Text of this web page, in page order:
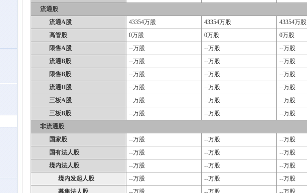
流通股
流通A股
43354万股 43354万股 43354万股
高管股
0万股 0万股 0万股
限售A股
--万股 --万股 --万股
流通B股
--万股 --万股 --万股
限售B股
--万股 --万股 --万股
流通H股
--万股 --万股 --万股
三板A股
--万股 --万股 --万股
三板B股
--万股 --万股 --万股
非流通股
国家股
--万股 --万股 --万股
国有法人股
--万股 --万股 --万股
境内法人股
--万股 --万股 --万股
境内发起人股
--万股 --万股 --万股
募集法人股
--万股 --万股 --万股